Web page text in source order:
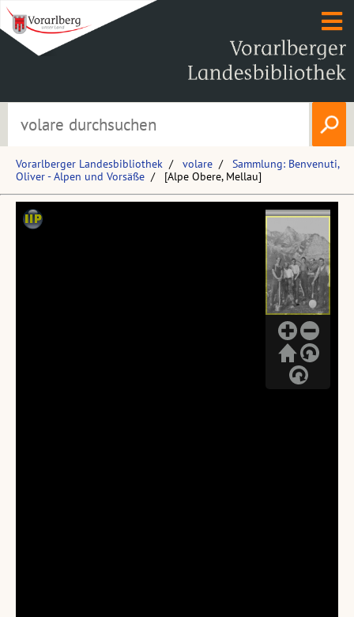
Vorarlberger Landesbibliothek volare
Sammlung: Benvenuti,
Oliver - Alpen und Vorsäße
[Alpe Obere, Mellau]